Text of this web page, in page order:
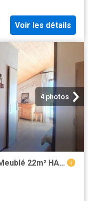
Voir les détails
4 photos
Location Appartement 2 pièces Meublé 22m² HABERE POCHE 74420